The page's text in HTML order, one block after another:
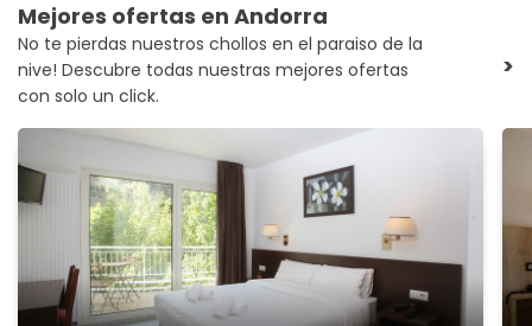
Mejores ofertas en Andorra
No te pierdas nuestros chollos en el paraiso de la
nive! Descubre todas nuestras mejores ofertas
con solo un click.
>